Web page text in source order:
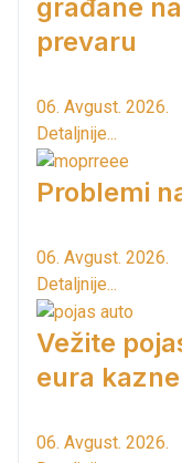
građane
prevaru
06. Avgust. 2026.
Detaljnije...
Problemi
06. Avgust. 2026.
Detaljnije...
Vežite
eura
06. Avgust. 2026.